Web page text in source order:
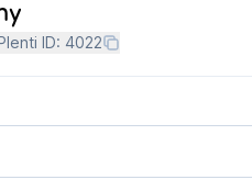
ID: 4022